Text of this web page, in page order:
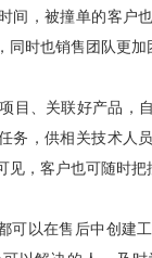
间，被撞单的客户
时也销售团队更加
目、关联好产品，
务，供相关技术人
，客户也可随时把
可以在售后中创建